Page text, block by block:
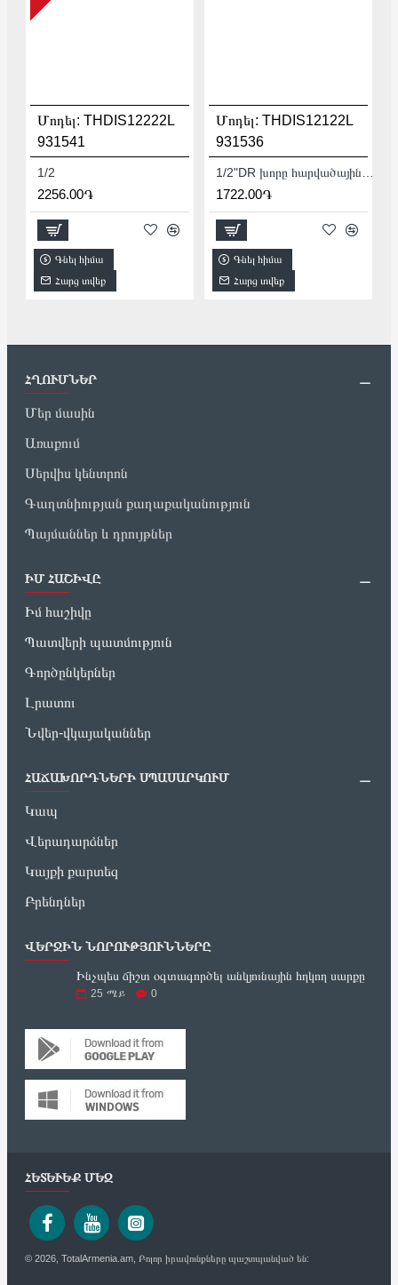
Մոդել: THDIS12222L
931541
1/2
2256.00֏
Գնել հիմա
Հարց տվեք
Մոդել: THDIS12122L
931536
1722.00֏
Գնել հիմա
Հարց տվեք
ՀՂՈՒՄՆԵՐ
Մեր մասին
Առաքում
Սերվիս կենտրոն
Գաղտնիության քաղաքականություն
Պայմաններ և դրույթներ
ԻՄ ՀԱՇԻՎԸ
Իմ հաշիվը
Պատվերի պատմություն
Գործընկերներ
Լրատու
Նվեր-վկայականներ
ՀԱՃԱԽՈՐԴՆԵՐԻ ՍՊԱՍԱՐԿՈՒՄ
Կապ
Վերադարձներ
Կայքի քարտեզ
Բրենդներ
ՎԵՐՋԻՆ ՆՈՐՈՒԹՅՈՒՆՆԵՐԸ
Ինչպես ճիշտ օգտագործել անկյունային հղկող սարքը
25 ሜይ 0
ՀԵՏԵՒԵՔ ՄԵԶ
© 2026, TotalArmenia.am, Բոլոր իրավունքները պաշտպանված են: